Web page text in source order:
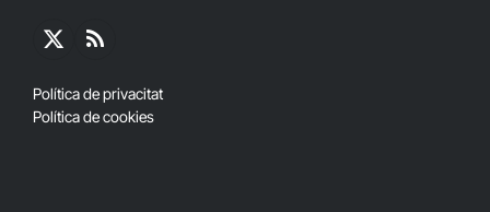
X
RSS
Política de privacitat
Política de cookies